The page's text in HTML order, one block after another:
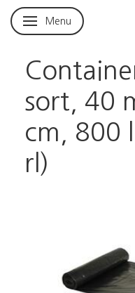
Skifte navigation
Menu
sort, 40
cm, 800
rl)